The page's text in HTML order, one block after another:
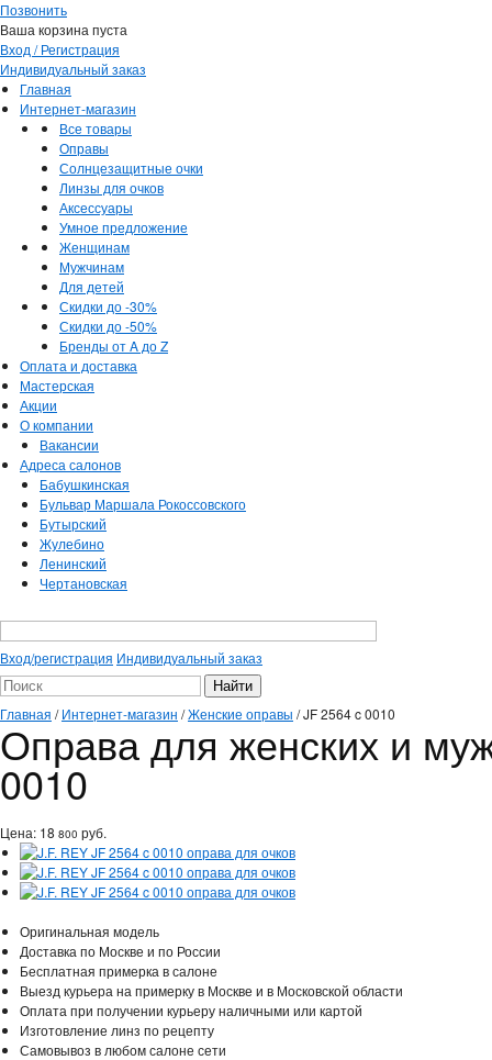
Позвонить
Ваша корзина пуста
Вход / Регистрация
Индивидуальный заказ
Главная
Интернет-магазин
Все товары
Оправы
Солнцезащитные очки
Линзы для очков
Аксессуары
Умное предложение
Женщинам
Мужчинам
Для детей
Скидки до -30%
Скидки до -50%
Бренды от A до Z
Оплата и доставка
Мастерская
Акции
О компании
Вакансии
Адреса салонов
Бабушкинская
Бульвар Маршала Рокоссовского
Бутырский
Жулебино
Ленинский
Чертановская
Вход/регистрация Индивидуальный заказ
Главная /Интернет-магазин /Женские оправы /JF 2564 c 0010
Оправа для женских и
0010
Цена: 18 800 руб.
Оригинальная модель
Доставка по Москве и по России
Бесплатная примерка в салоне
Выезд курьера на примерку в Москве и в Московской области
Оплата при получении курьеру наличными или картой
Изготовление линз по рецепту
Самовывоз в любом салоне сети